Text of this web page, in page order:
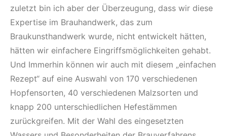
zuletzt bin ich aber der Überzeugung, dass wir diese
Expertise im Brauhandwerk, das zum
Braukunsthandwerk wurde, nicht entwickelt hätten,
hätten wir einfachere Eingriffsmöglichkeiten gehabt.
Und Immerhin können wir auch mit diesem „einfachen
Rezept“ auf eine Auswahl von 170 verschiedenen
Hopfensorten, 40 verschiedenen Malzsorten und
knapp 200 unterschiedlichen Hefestämmen
zurückgreifen. Mit der Wahl des eingesetzten